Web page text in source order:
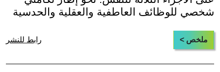
شخصي للوظائف العاطفية والعقلية والحدسية
ملخص > رابط للنشر